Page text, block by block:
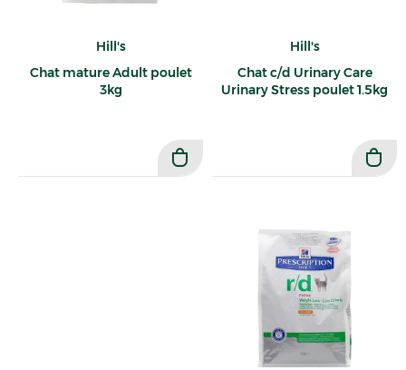
Hill's
Chat mature Adult poulet
3kg
Hill's
Chat c/d Urinary Care
Urinary Stress poulet 1.5kg